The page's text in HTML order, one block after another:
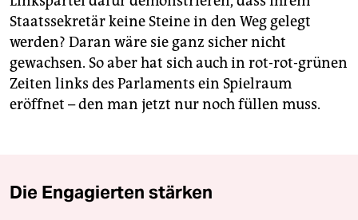
Staatssekretär keine Steine in den Weg gelegt
werden? Daran wäre sie ganz sicher nicht
gewachsen. So aber hat sich auch in rot-rot-grünen
Zeiten links des Parlaments ein Spielraum
eröffnet – den man jetzt nur noch füllen muss.
Die Engagierten stärken